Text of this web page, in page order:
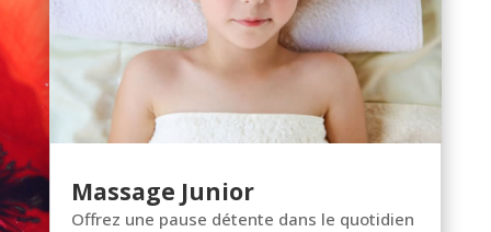
Massage Junior
Offrez une pause détente dans le quotidien